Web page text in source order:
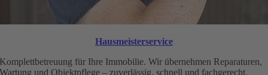
Hausmeisterservice
Komplettbetreuung für Ihre Immobilie. Wir übernehmen Reparaturen,
Wartung und Objektpflege – zuverlässig, schnell und fachgerecht.